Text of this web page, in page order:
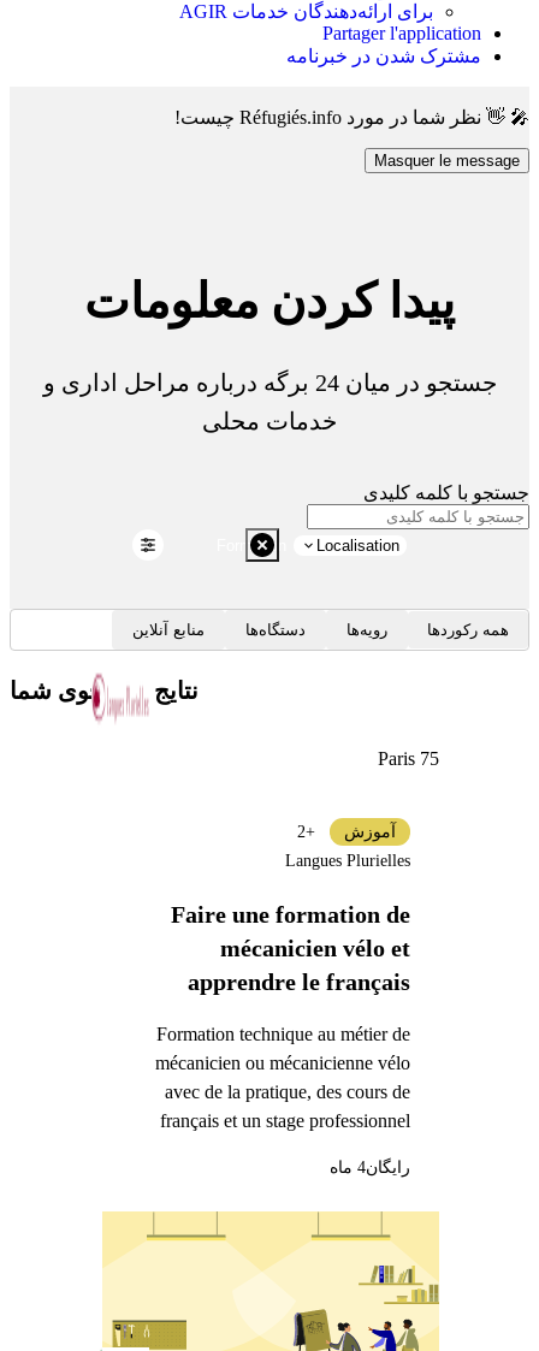
برای ارائه‌دهندگان خدمات AGIR
Partager l'application
مشترک شدن در خبرنامه
🎤 👋 نظر شما در مورد Réfugiés.info چیست!
Masquer le message
پیدا کردن معلومات
جستجو در میان 24 برگه درباره مراحل اداری و
خدمات محلی
جستجو با کلمه کلیدی
Localisation
Formation
همه رکوردها رویه‌ها دستگاه‌ها منابع آنلاین
نتایج جستجوی شما
Paris 75
Faire une formation de
mécanicien vélo et
apprendre le français
Formation technique au métier de
mécanicien ou mécanicienne vélo
avec de la pratique, des cours de
français et un stage professionnel
آموزش
+2
Langues Plurielles
رایگان4 ماه